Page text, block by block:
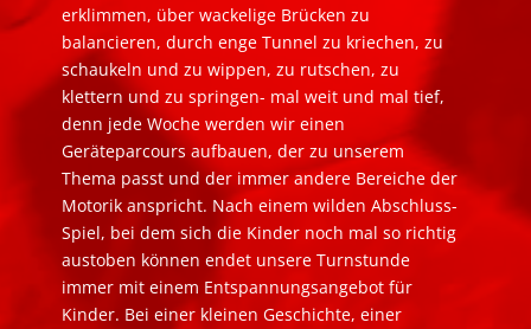
erklimmen, über wackelige Brücken zu
balancieren, durch enge Tunnel zu kriechen, zu
schaukeln und zu wippen, zu rutschen, zu
klettern und zu springen- mal weit und mal tief,
denn jede Woche werden wir einen
Geräteparcours aufbauen, der zu unserem
Thema passt und der immer andere Bereiche der
Motorik anspricht. Nach einem wilden Abschluss-
Spiel, bei dem sich die Kinder noch mal so richtig
austoben können endet unsere Turnstunde
immer mit einem Entspannungsangebot für
Kinder. Bei einer kleinen Geschichte, einer